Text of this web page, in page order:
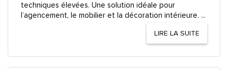
techniques élevées. Une solution idéale pour
l’agencement, le mobilier et la décoration intérieure. ...
LIRE LA SUITE